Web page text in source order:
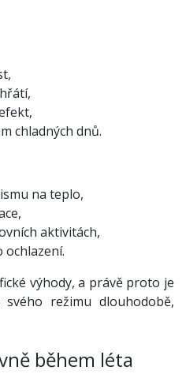
chladných dnů.
na teplo,
aktivitách,
ochlazení.
výhody, a právě proto je
režimu dlouhodobě,
během léta